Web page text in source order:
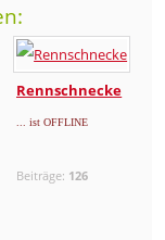
Rennschnecke
... ist OFFLINE
Beiträge: 126